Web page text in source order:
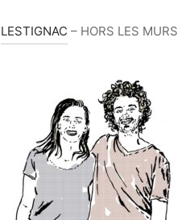
LESTIGNAC – HORS LES MURS